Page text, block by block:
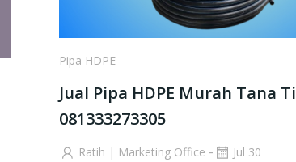
Pipa HDPE
Jual Pipa HDPE Murah Tana
081333273305
Ratih | Marketing Office - Jul 30